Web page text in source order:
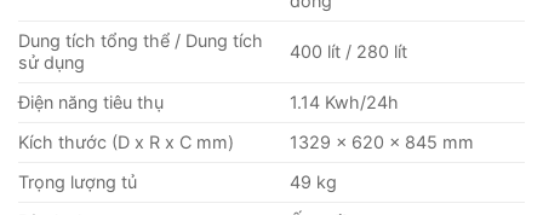
– Tủ có thiết kế 1 ngăn đông và 1 ngăn mát với 1 cánh
mở mỗi bên riêng biệt rất tiện lợi trong việc bảo quản
2 loại thực phẩm đông và mát như thịt, cá, rau củ.
– 2 cánh mở của tủ được lắp thêm khóa ăn toàn cho
mỗi bên giúp tránh những trường họp mở tủ ngoài ý
Dung tích tổng thể / Dung tích
sử dụng
400 lít / 280 lít
Điện năng tiêu thụ
1.14 Kwh/24h
Kích thước (D x R x C mm)
1329 x 620 x 845 mm
Trọng lượng tủ
49 kg